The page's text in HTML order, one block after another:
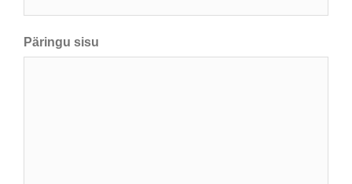
Päringu sisu